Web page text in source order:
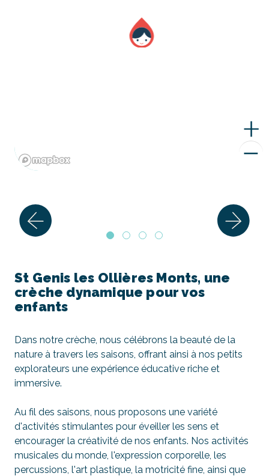
St Genis les Ollières Monts, une
crèche dynamique pour vos
enfants
Dans notre crèche, nous célébrons la beauté de la
nature à travers les saisons, offrant ainsi à nos petits
explorateurs une expérience éducative riche et
immersive.
Au fil des saisons, nous proposons une variété
d'activités stimulantes pour éveiller les sens et
encourager la créativité de nos enfants. Nos activités
musicales du monde, l'expression corporelle, les
percussions, l'art plastique, la motricité fine, ainsi que